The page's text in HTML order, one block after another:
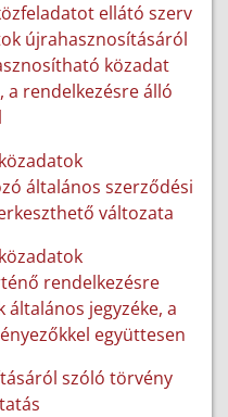
ellátó szerv
újrahasznosításáról
közadat
rendelkezésre álló
általános szerződési
változata
rendelkezésre
jegyzéke, a
együttesen
szóló törvény